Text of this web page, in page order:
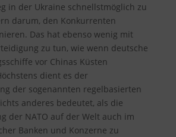
in der Ukraine schnellstmöglich zu
darum, den Konkurrenten
Das hat ebenso wenig mit
zu tun, wie wenn deutsche
vor Chinas Küsten
dient es der
der sogenannten regelbasierten
anderes bedeutet, als die
der NATO auf der Welt auch im
Banken und Konzerne zu